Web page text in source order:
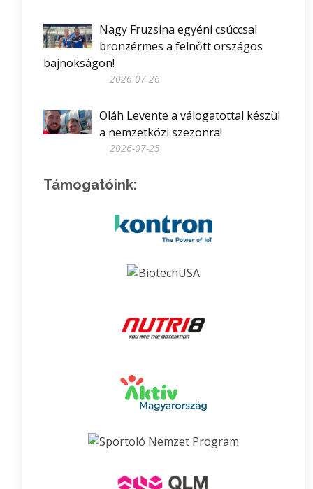
Nagy Fruzsina egyéni csúccsal
bronzérmes a felnőtt országos
bajnokságon!
2026-07-26
Oláh Levente a válogatottal készül
a nemzetközi szezonra!
2026-07-25
Támogatóink: